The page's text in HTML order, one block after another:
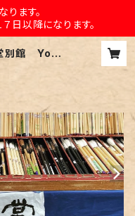
ります。
日以降になります。
別館 Yosh